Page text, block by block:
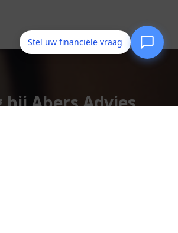
bij Abers Advies
Stel uw financiële vraag